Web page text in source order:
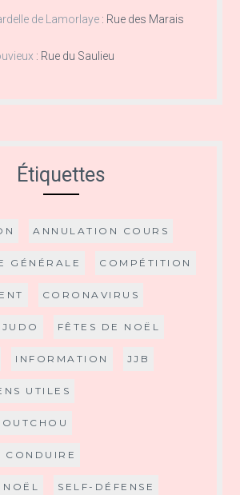
de Lamorlaye : Rue des Marais
: Rue du Saulieu
Étiquettes
ANNULATION COURS
GÉNÉRALE COMPÉTITION
CORONAVIRUS
FÊTES DE NOËL
INFORMATION JJB
UTILES
CONDUIRE
SELF-DÉFENSE